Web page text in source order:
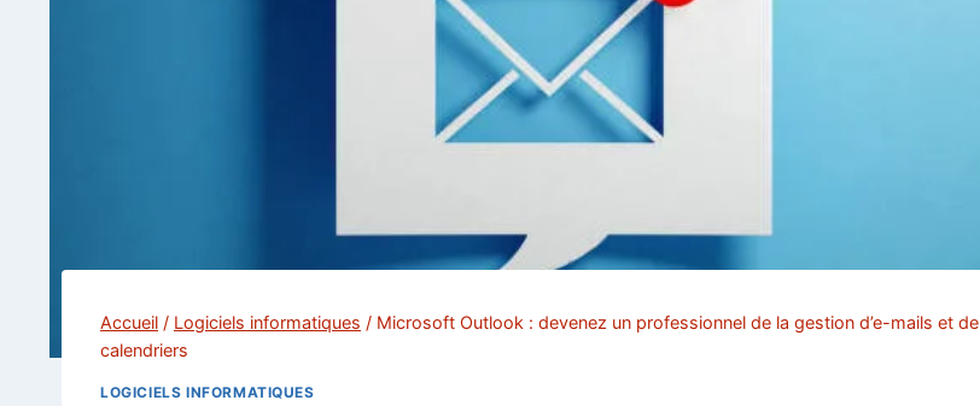
Accueil / Logiciels informatiques / Microsoft Outlook : devenez un professionnel de la gestion d’e-mails et de
calendriers
LOGICIELS INFORMATIQUES